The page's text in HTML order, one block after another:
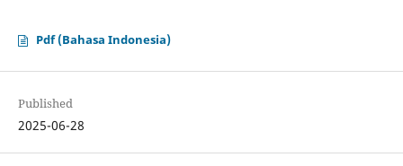
Pdf (Bahasa Indonesia)
Published
2025-06-28